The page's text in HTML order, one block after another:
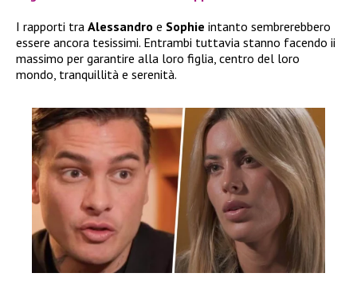
I rapporti tra Alessandro e Sophie intanto sembrerebbero
essere ancora tesissimi. Entrambi tuttavia stanno facendo ii
massimo per garantire alla loro figlia, centro del loro
mondo, tranquillità e serenità.